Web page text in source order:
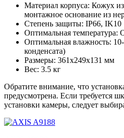
Материал корпуса: Кожух
монтажное основание из
Степень защиты: IP66, IK10
Оптимальная температура:
Оптимальная влажность:
конденсата)
Размеры: 361x249x131 мм
Вес: 3.5 кг
Обратите внимание, что
предусмотрена. Если требуется
установки камеры, следует